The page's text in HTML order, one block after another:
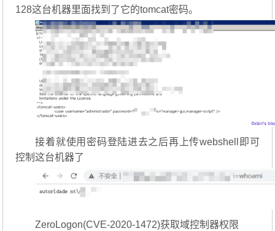
128这台机器里面找到了它的tomcat密码。
接着就使用密码登陆进去之后再上传webshell即可
控制这台机器了
ZeroLogon(CVE-2020-1472)获取域控制器权限